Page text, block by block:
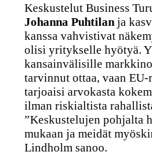
Keskustelut Business
Johanna Puhtilanja
kanssa vahvistivat
olisi yritykselle hyötyä.
kansainvälisille
tarvinnut ottaa, vaan
tarjoaisi arvokasta
ilman riskialtista
”Keskustelujen pohjalta
mukaan ja meidät
Lindholm sanoo.